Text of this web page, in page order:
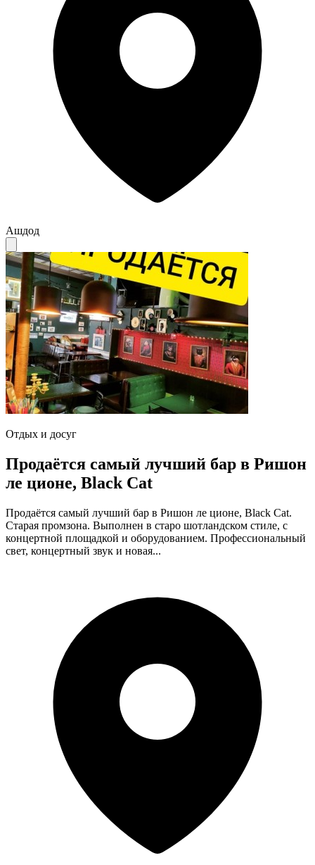
Ашдод
Отдых и досуг
Продаётся самый лучший бар в Ришон
ле ционе, Black Cat
Продаётся самый лучший бар в Ришон ле ционе, Black Cat.
Старая промзона. Выполнен в старо шотландском стиле, с
концертной площадкой и оборудованием. Профессиональный
свет, концертный звук и новая...